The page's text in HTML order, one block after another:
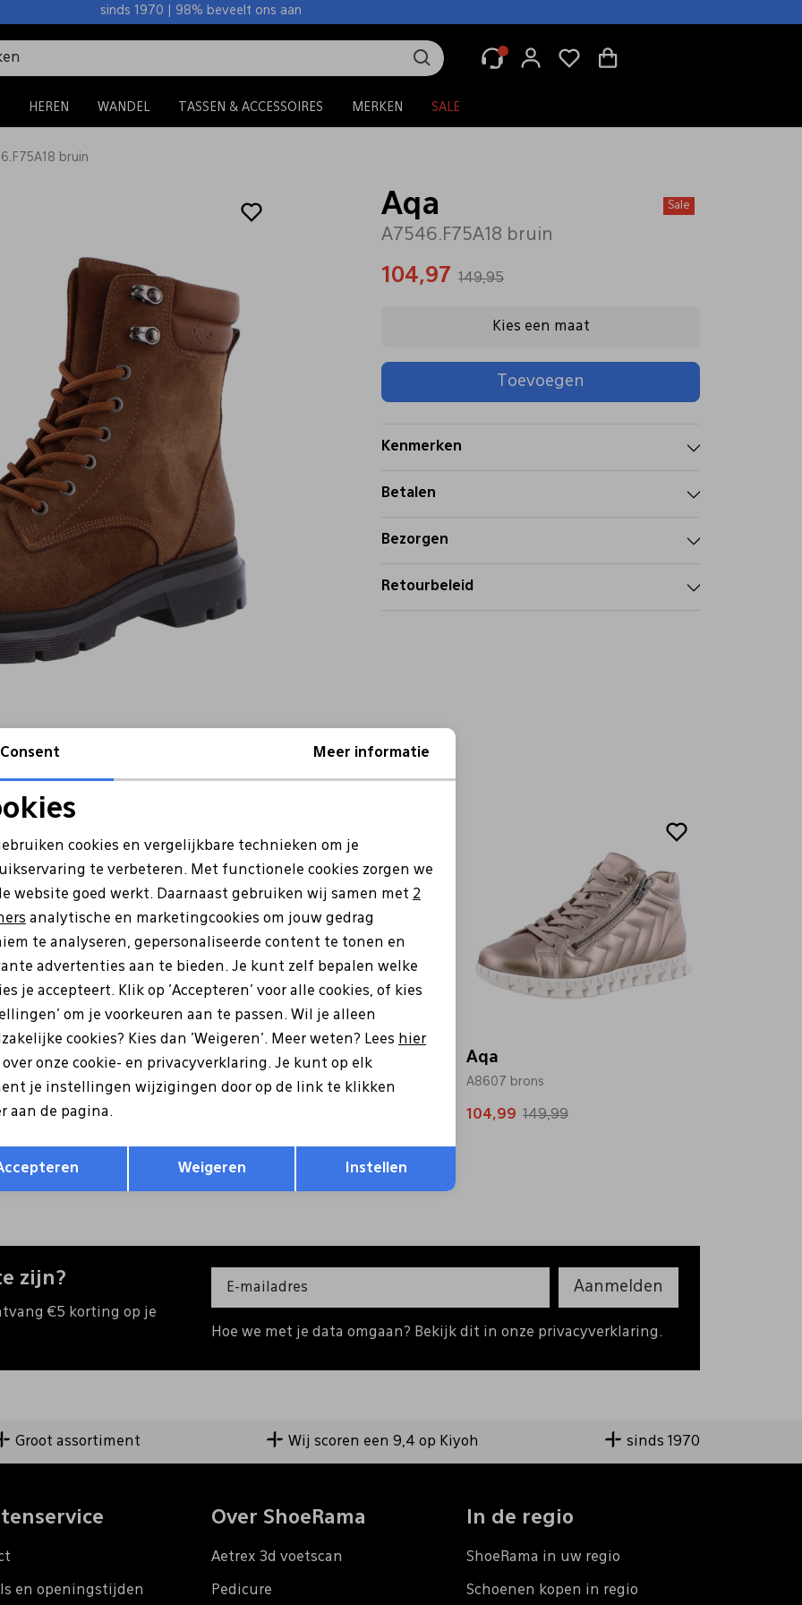
sinds 1970 | 98% beveelt ons aan
HEREN WANDEL TASSEN & ACCESSOIRES MERKEN SALE
bruin
Aqa
A7546.F75A18 bruin
Sale
104,97 149,95
Kies een maat
Toevoegen
Kenmerken
Betalen
Bezorgen
Retourbeleid
149,99
Aqa
A8630 goud
Aqa
A8607 brons
104,99 149,99
zijn?
€5 korting op je
Aanmelden
Hoe we met je data omgaan? Bekijk dit in onze privacyverklaring.
Groot assortiment Wij scoren een 9,4 op Kiyoh sinds 1970
en openingstijden
Over ShoeRama
Aetrex 3d voetscan
Pedicure
In de regio
ShoeRama in uw regio
Schoenen kopen in regio
cookies Marketing cookies
Opslaan
Consent Meer informatie
cookies en vergelijkbare technieken om je
te verbeteren. Met functionele cookies zorgen we
website goed werkt. Daarnaast gebruiken wij samen met 2
analytische en marketingcookies om jouw gedrag
te analyseren, gepersonaliseerde content te tonen en
advertenties aan te bieden. Je kunt zelf bepalen welke
je accepteert. Klik op 'Accepteren' voor alle cookies, of kies
om je voorkeuren aan te passen. Wil je alleen
cookies? Kies dan 'Weigeren'. Meer weten? Lees hier
over onze cookie- en privacyverklaring. Je kunt op elk
je instellingen wijzigingen door op de link te klikken
aan de pagina.
Weigeren Instellen